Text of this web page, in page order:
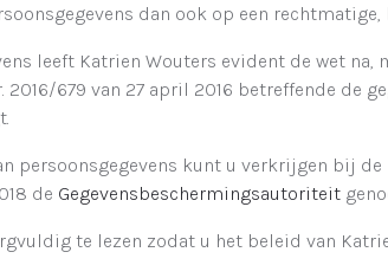
dan ook op een
leeft Katrien Wouters evident de wet
679 van 27 april 2016 betreffende de
persoonsgegevens kunt u verkrijgen bij
de Gegevensbeschermingsautoriteit
te lezen zodat u het beleid van